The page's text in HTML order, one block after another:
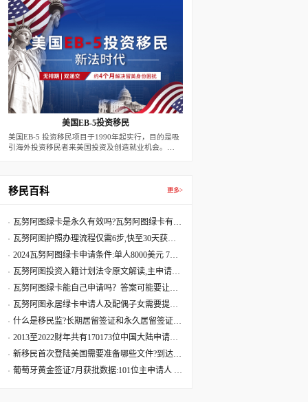
产项目。
美国EB-5投资移民
美国EB-5 投资移民项目于1990年起实行，目的是吸
引海外投资移民者来美国投资及创造就业机会。
工人就业机会，即可获发二年期的有条件移民签证。
二年届满前90天，若移民投资者的投资行为满足10
移除，而成为永久居民。
移民百科 更多>
瓦努阿图绿卡是永久有效吗?瓦努阿图绿卡有效
期是多久?
瓦努阿图护照办理流程仅需6步,快至30天获批
60天收到原件
2024瓦努阿图绿卡申请条件:单人8000美元 7天
获批三周拿卡
瓦努阿图投资入籍计划法令原文解读,主申请人
捐献8万美元起
瓦努阿图绿卡能自己申请吗？答案可能要让您
失望了
瓦努阿图永居绿卡申请人及配偶子女需要提供
资料最全清单
什么是移民监?长期居留签证和永久居留签证有
什么区别?
2013至2022财年共有170173位中国大陆申请人
移民美国
新移民首次登陆美国需要准备哪些文件?到达美
国机场流程
葡萄牙黄金签证7月获批数据:101位主申请人 美